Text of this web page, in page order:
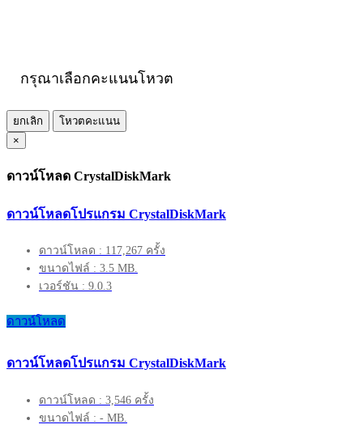
กรุณาเลือกคะแนนโหวต
ยกเลิก
โหวตคะแนน
×
ดาวน์โหลด CrystalDiskMark
ดาวน์โหลดโปรแกรม CrystalDiskMark
ดาวน์โหลด : 117,267 ครั้ง
ขนาดไฟล์ : 3.5 MB.
เวอร์ชัน : 9.0.3
ดาวน์โหลด
ดาวน์โหลดโปรแกรม CrystalDiskMark
ดาวน์โหลด : 3,546 ครั้ง
ขนาดไฟล์ : - MB.